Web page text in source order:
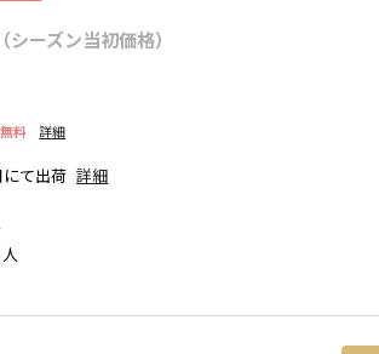
料
詳細
て出荷 詳細
人
（シーズン当初価格）